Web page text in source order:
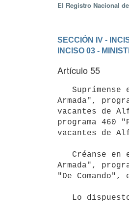
El Registro Nacional
SECCIÓN IV -
INCISO 03 -
Artículo 55
Armada",
vacantes de
programa 460
vacantes de
Armada",
"De